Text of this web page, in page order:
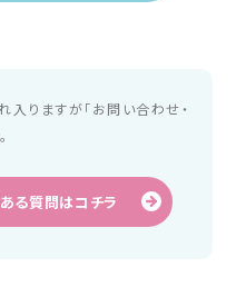
りますが「お問い合わせ・
る質問はコチラ